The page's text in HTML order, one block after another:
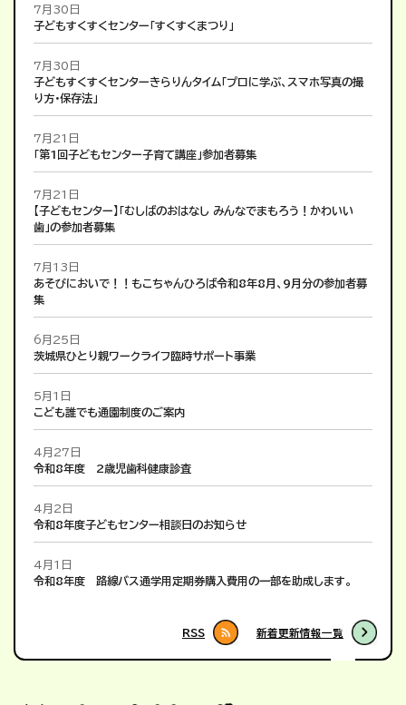
7月30日
子どもすくすくセンター「すくすくまつり」
7月30日
子どもすくすくセンターきらりんタイム「プロに学ぶ、スマホ写真の撮
り方・保存法」
7月21日
「第1回子どもセンター子育て講座」参加者募集
7月21日
【子どもセンター】「むしばのおはなし みんなでまもろう！かわいい
歯」の参加者募集
7月13日
あそびにおいで！！もこちゃんひろば令和8年8月、9月分の参加者募
集
6月25日
茨城県ひとり親ワークライフ臨時サポート事業
5月1日
こども誰でも通園制度のご案内
4月27日
令和8年度 2歳児歯科健康診査
4月2日
令和8年度子どもセンター相談日のお知らせ
4月1日
令和8年度 路線バス通学用定期券購入費用の一部を助成します。
RSS 新着更新情報一覧